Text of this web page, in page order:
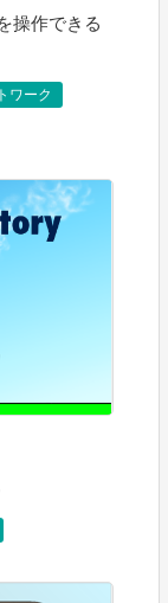
操作できる
ワーク